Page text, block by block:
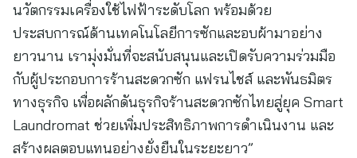
นวัตกรรมเครื่องใช้ไฟฟ้าระดับโลก พร้อมด้วย
ประสบการณ์ด้านเทคโนโลยีการซักและอบผ้ามาอย่าง
ยาวนาน เรามุ่งมั่นที่จะสนับสนุนและเปิดรับความร่วมมือ
กับผู้ประกอบการร้านสะดวกซัก แฟรนไชส์ และพันธมิตร
ทางธุรกิจ เพื่อผลักดันธุรกิจร้านสะดวกซักไทยสู่ยุค Smart
Laundromat ช่วยเพิ่มประสิทธิภาพการดำเนินงาน และ
สร้างผลตอบแทนอย่างยั่งยืนในระยะยาว”